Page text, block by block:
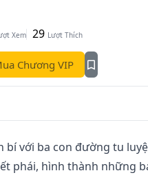
Xem 29 Lượt Thích
Chương VIP
với ba con đường tu
phái, hình thành những